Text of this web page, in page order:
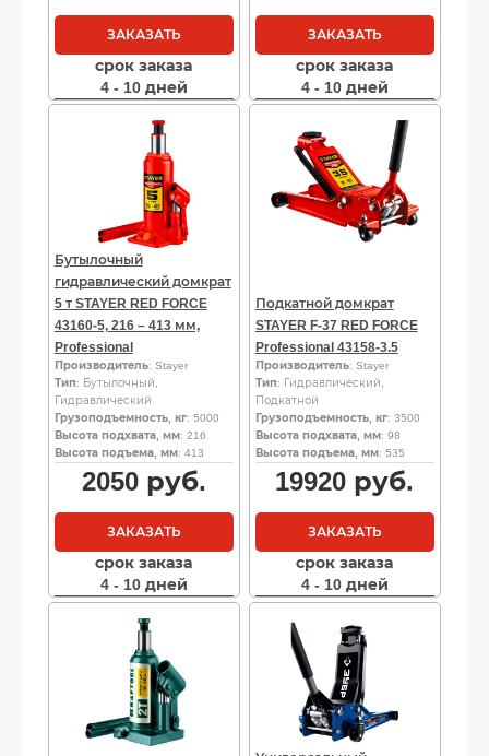
ЗАКАЗАТЬ
срок заказа
4 - 10 дней
ЗАКАЗАТЬ
срок заказа
4 - 10 дней
Бутылочный
гидравлический домкрат
5 т STAYER RED FORCE
43160-5, 216 – 413 мм,
Professional
Производитель: Stayer
Тип: Бутылочный,
Гидравлический
Грузоподъемность, кг: 5000
Высота подхвата, мм: 216
Высота подъема, мм: 413
2050руб.
ЗАКАЗАТЬ
срок заказа
4 - 10 дней
Подкатной домкрат
STAYER F-37 RED FORCE
Professional 43158-3.5
Производитель: Stayer
Тип: Гидравлический,
Подкатной
Грузоподъемность, кг: 3500
Высота подхвата, мм: 98
Высота подъема, мм: 535
19920 руб.
ЗАКАЗАТЬ
срок заказа
4 - 10 дней